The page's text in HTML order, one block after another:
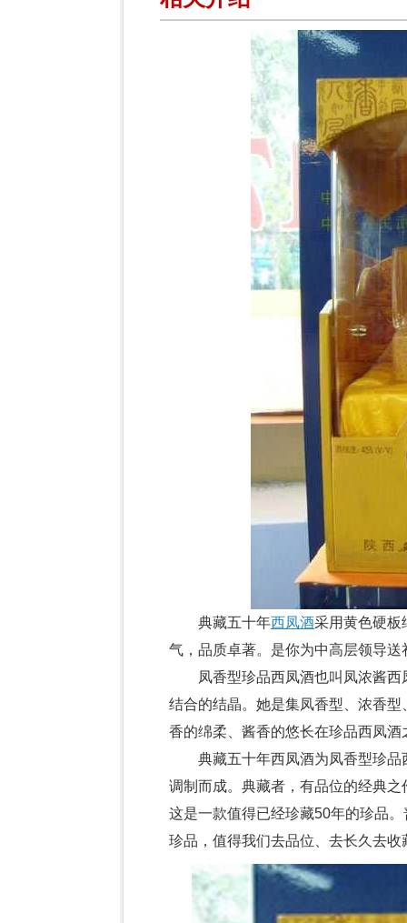
典藏五十年西凤酒采用黄色硬板
气，品质卓著。是你为中高层领导送
凤香型珍品西凤酒也叫凤浓酱西
结合的结晶。她是集凤香型、浓香
香的绵柔、酱香的悠长在珍品西凤
典藏五十年西凤酒为凤香型珍品
调制而成。典藏者，有品位的经典
这是一款值得已经珍藏50年的珍品
珍品，值得我们去品位、去长久去收